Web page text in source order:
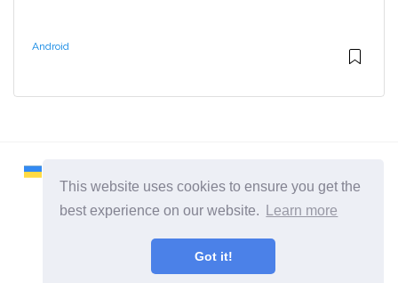
This website uses cookies to ensure you get the
best experience on our website.
Learn more
Got it!
Android
2026 ©Remontcompa
Kõik kategooriad